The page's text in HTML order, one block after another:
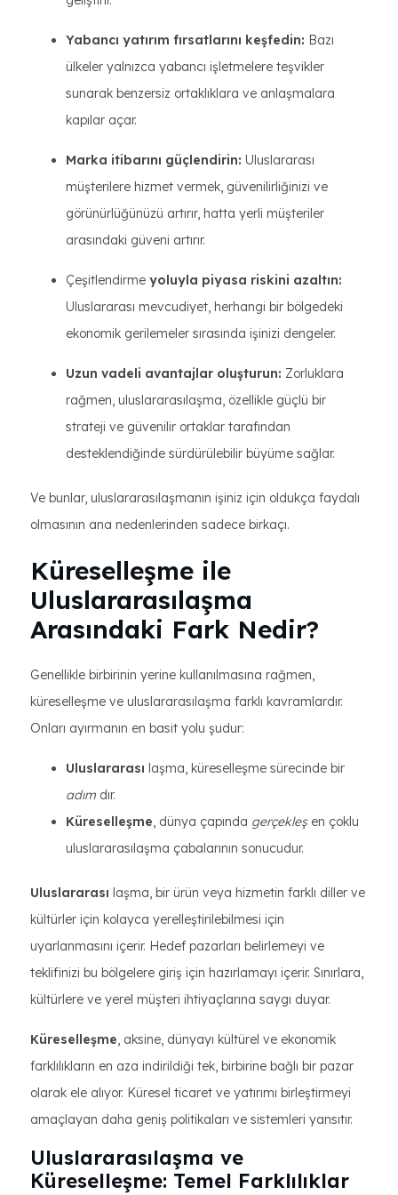
Yabancı yatırım fırsatlarını keşfedin: Bazı
ülkeler yalnızca yabancı işletmelere teşvikler
sunarak benzersiz ortaklıklara ve anlaşmalara
kapılar açar.
Marka itibarını güçlendirin: Uluslararası
müşterilere hizmet vermek, güvenilirliğinizi ve
görünürlüğünüzü artırır, hatta yerli müşteriler
arasındaki güveni artırır.
Çeşitlendirme yoluyla piyasa riskini azaltın:
Uluslararası mevcudiyet, herhangi bir bölgedeki
ekonomik gerilemeler sırasında işinizi dengeler.
Uzun vadeli avantajlar oluşturun: Zorluklara
rağmen, uluslararasılaşma, özellikle güçlü bir
strateji ve güvenilir ortaklar tarafından
desteklendiğinde sürdürülebilir büyüme sağlar.
Ve bunlar, uluslararasılaşmanın işiniz için oldukça faydalı
olmasının ana nedenlerinden sadece birkaçı.
Küreselleşme ile
Uluslararasılaşma
Arasındaki Fark Nedir?
Genellikle birbirinin yerine kullanılmasına rağmen,
küreselleşme ve uluslararasılaşma farklı kavramlardır.
Onları ayırmanın en basit yolu şudur:
Uluslararası laşma, küreselleşme sürecinde bir
adım dır.
Küreselleşme, dünya çapında gerçekleşen çoklu
uluslararasılaşma çabalarının sonucudur.
Uluslararası laşma, bir ürün veya hizmetin farklı diller ve
kültürler için kolayca yerelleştirilebilmesi için
uyarlanmasını içerir. Hedef pazarları belirlemeyi ve
teklifinizi bu bölgelere giriş için hazırlamayı içerir. Sınırlara,
kültürlere ve yerel müşteri ihtiyaçlarına saygı duyar.
Küreselleşme, aksine, dünyayı kültürel ve ekonomik
farklılıkların en aza indirildiği tek, birbirine bağlı bir pazar
olarak ele alıyor. Küresel ticaret ve yatırımı birleştirmeyi
amaçlayan daha geniş politikaları ve sistemleri yansıtır.
Uluslararasılaşma ve
Küreselleşme: Temel Farklılıklar